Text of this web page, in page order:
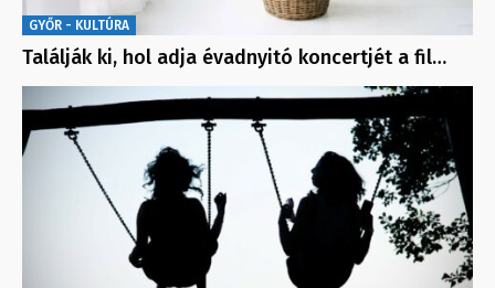
GYŐR - KULTÚRA
Találják ki, hol adja évadnyitó koncertjét a fil…